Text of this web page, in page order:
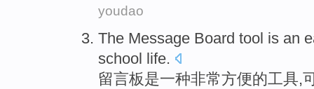
youdao
The Message Board tool is an
school life.
留言板是一种非常方便的工具,